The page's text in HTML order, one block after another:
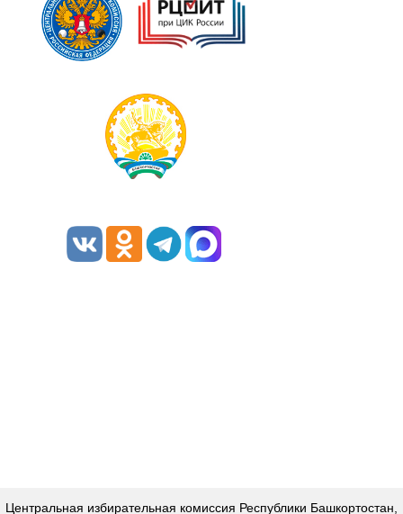
Центральная избирательная комиссия Республики Башкортостан,